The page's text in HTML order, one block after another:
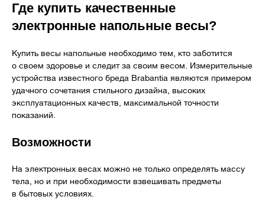
Где купить качественные
электронные напольные весы?
Купить весы напольные необходимо тем, кто заботится
о своем здоровье и следит за своим весом. Измерительные
устройства известного бреда Brabantia являются примером
удачного сочетания стильного дизайна, высоких
эксплуатационных качеств, максимальной точности
показаний.
Возможности
На электронных весах можно не только определять массу
тела, но и при необходимости взвешивать предметы
в бытовых условиях.